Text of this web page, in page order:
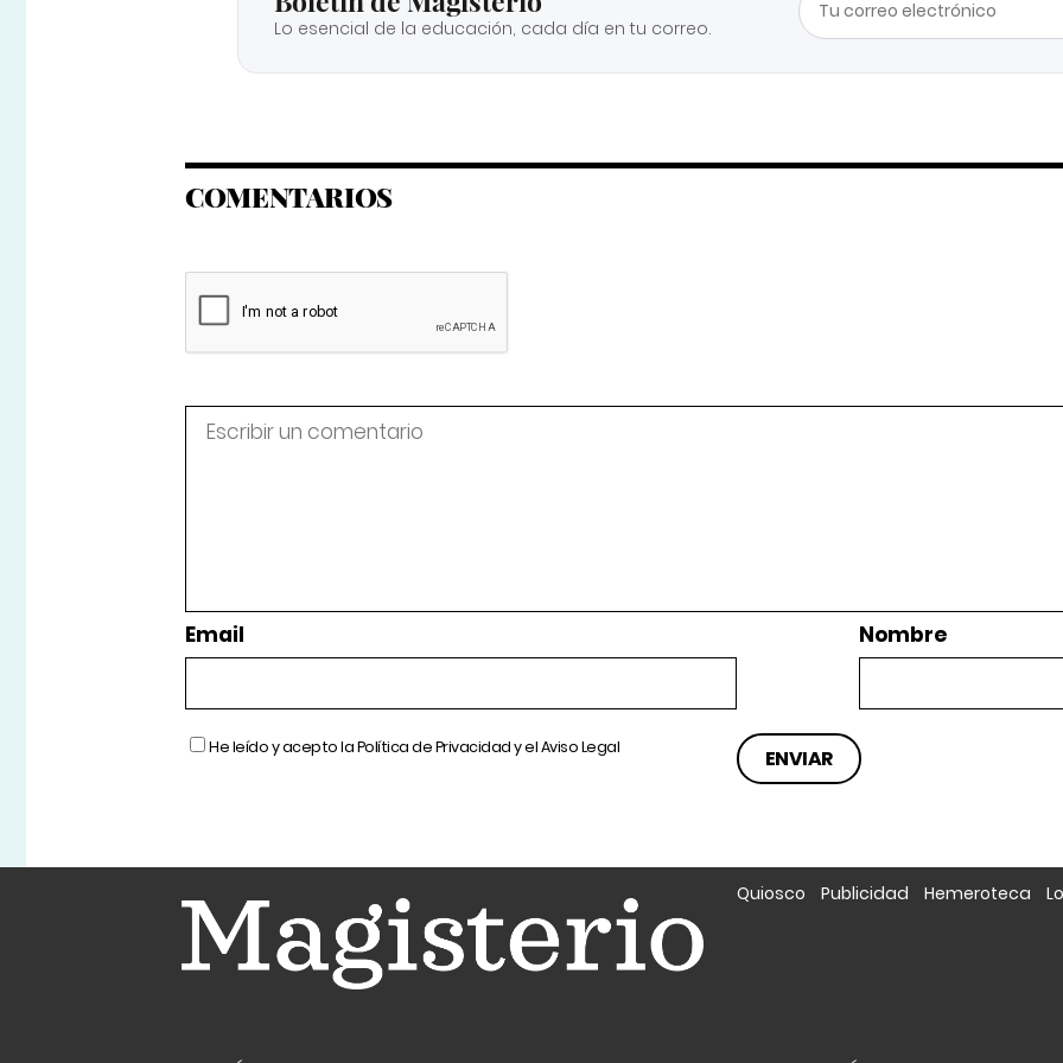
Lo esencial de la educación, cada día en tu correo.
COMENTARIOS
Email Nombre
He leído y acepto laPolítica de Privacidady elAviso Legal
Quiosco Publicidad Hemeroteca